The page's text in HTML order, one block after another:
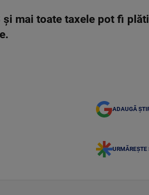
şi mai toate taxele pot fi
ADAUGĂ
URMĂREȘTE